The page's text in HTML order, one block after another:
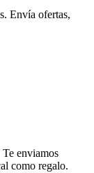
Envía ofertas,
Te enviamos
como regalo.